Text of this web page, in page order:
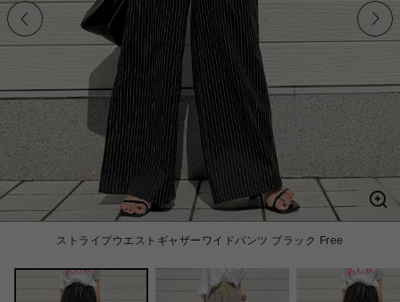
ストライプウエストギャザーワイドパンツ ブラック Free